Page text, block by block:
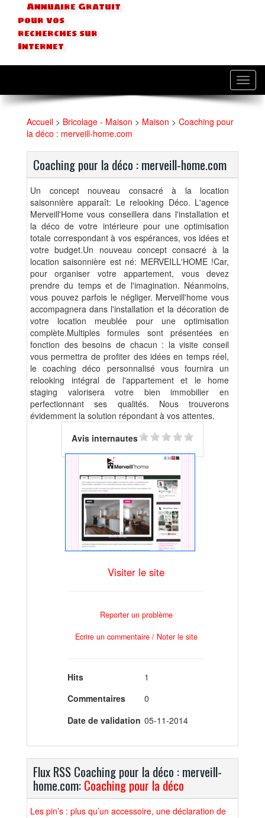
Annuaire Gratuit
pour vos
recherches sur
Internet
Accueil > Bricolage - Maison > Maison > Coaching pour
la déco : merveill-home.com
Coaching pour la déco : merveill-home.com
Un concept nouveau consacré à la location
saisonnière apparaît: Le relooking Déco. L'agence
Merveill'Home vous conseillera dans l'installation et
la déco de votre intérieure pour une optimisation
totale correspondant à vos espérances, vos idées et
votre budget.Un nouveau concept consacré à la
location saisonnière est né: MERVEILL'HOME !Car,
pour organiser votre appartement, vous devez
prendre du temps et de l'imagination. Néanmoins,
vous pouvez parfois le négliger. Merveill'home vous
accompagnera dans l'installation et la décoration de
votre location meublée pour une optimisation
complète.Multiples formules sont présentées en
fonction des besoins de chacun : la visite conseil
vous permettra de profiter des idées en temps réel,
le coaching déco personnalisé vous fournira un
relooking intégral de l'appartement et le home
staging valorisera votre bien immobilier en
perfectionnant ses qualités. Nous trouverons
évidemment la solution répondant à vos attentes.
Avis internautes
Visiter le site
Reporter un problème
Ecrire un commentaire / Noter le site
Hits
1
Commentaires
0
Date de validation 05-11-2014
Flux RSS Coaching pour la déco : merveill-
home.com:Coaching pour la déco
Les pin’s : plus qu’un accessoire, une déclaration de